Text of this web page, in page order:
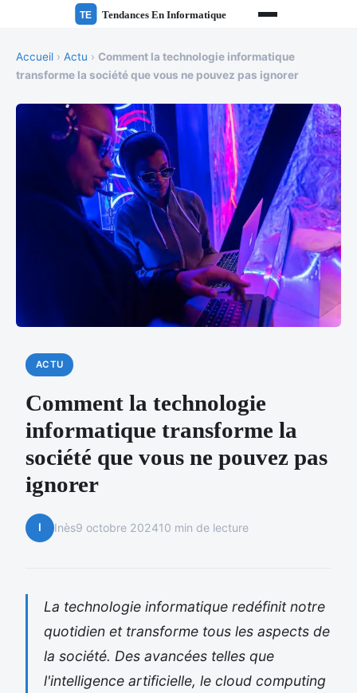
Accueil › Actu › Comment la technologie informatique
transforme la société que vous ne pouvez pas ignorer
ACTU
Comment la technologie
informatique transforme la
société que vous ne pouvez pas
ignorer
I Inès9 octobre 202410 min de lecture
La technologie informatique redéfinit notre
quotidien et transforme tous les aspects de
la société. Des avancées telles que
l'intelligence artificielle, le cloud computing